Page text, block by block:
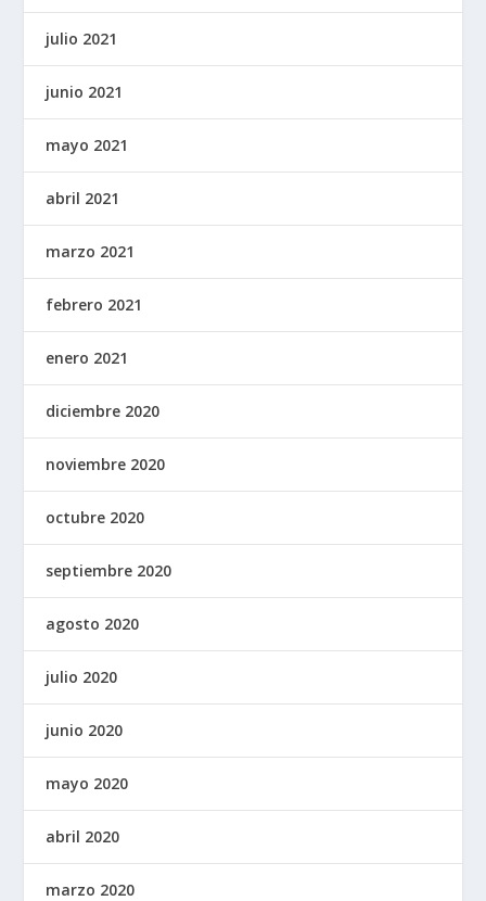
julio 2021
junio 2021
mayo 2021
abril 2021
marzo 2021
febrero 2021
enero 2021
diciembre 2020
noviembre 2020
octubre 2020
septiembre 2020
agosto 2020
julio 2020
junio 2020
mayo 2020
abril 2020
marzo 2020